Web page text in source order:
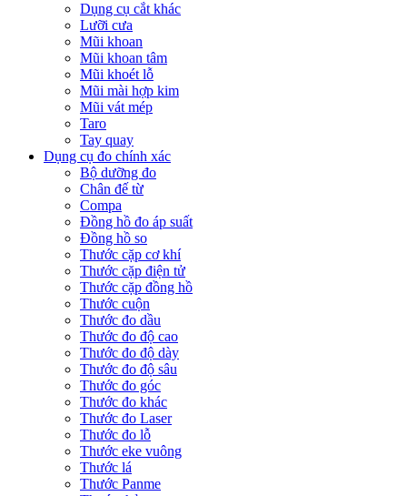
Dụng cụ cắt khác
Lưỡi cưa
Mũi khoan
Mũi khoan tâm
Mũi khoét lỗ
Mũi mài hợp kim
Mũi vát mép
Taro
Tay quay
Dụng cụ đo chính xác
Bộ dưỡng đo
Chân đế từ
Compa
Đồng hồ đo áp suất
Đồng hồ so
Thước cặp cơ khí
Thước cặp điện tử
Thước cặp đồng hồ
Thước cuộn
Thước đo dầu
Thước đo độ cao
Thước đo độ dày
Thước đo độ sâu
Thước đo góc
Thước đo khác
Thước đo Laser
Thước đo lỗ
Thước eke vuông
Thước lá
Thước Panme